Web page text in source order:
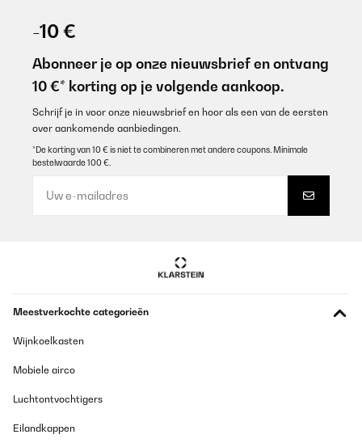
-10 €
Abonneer je op onze nieuwsbrief en ontvang
10 €* korting op je volgende aankoop.
Schrijf je in voor onze nieuwsbrief en hoor als een van de eersten
over aankomende aanbiedingen.
*De korting van 10 € is niet te combineren met andere coupons. Minimale
bestelwaarde 100 €.
Meestverkochte categorieën
Wijnkoelkasten
Mobiele airco
Luchtontvochtigers
Eilandkappen